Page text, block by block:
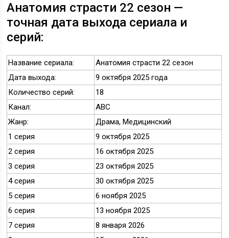
Анатомия страсти 22 сезон —
точная дата выхода сериала и
серий:
Название сериала:
Анатомия страсти 22 сезон
Дата выхода:
9 октября 2025 года
Количество серий:
18
Канал:
ABC
Жанр:
Драма, Медицинский
1 серия
9 октября 2025
2 серия
16 октября 2025
3 серия
23 октября 2025
4 серия
30 октября 2025
5 серия
6 ноября 2025
6 серия
13 ноября 2025
7 серия
8 января 2026